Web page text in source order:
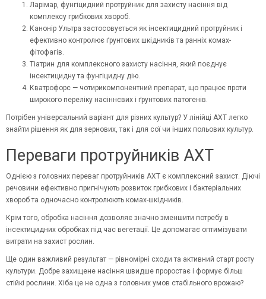
Ларімар, фунгіцидний протруйник для захисту насіння від
комплексу грибкових хвороб.
Канонір Ультра застосовується як інсектицидний протруйник і
ефективно контролює ґрунтових шкідників та ранніх комах-
фітофагів.
Тіатрин для комплексного захисту насіння, який поєднує
інсектицидну та фунгіцидну дію.
Кватрофорс — чотирикомпонентний препарат, що працює проти
широкого переліку насіннєвих і ґрунтових патогенів.
Потрібен універсальний варіант для різних культур? У лінійці АХТ легко
знайти рішення як для зернових, так і для сої чи інших польових культур.
Переваги протруйників АХТ
Однією з головних переваг протруйників АХТ є комплексний захист. Діючі
речовини ефективно пригнічують розвиток грибкових і бактеріальних
хвороб та одночасно контролюють комах-шкідників.
Крім того, обробка насіння дозволяє значно зменшити потребу в
інсектицидних обробках під час вегетації. Це допомагає оптимізувати
витрати на захист рослин.
Ще один важливий результат — рівномірні сходи та активний старт росту
культури. Добре захищене насіння швидше проростає і формує більш
стійкі рослини. Хіба це не одна з головних умов стабільного врожаю?